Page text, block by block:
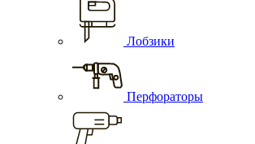
Лобзики
Перфораторы